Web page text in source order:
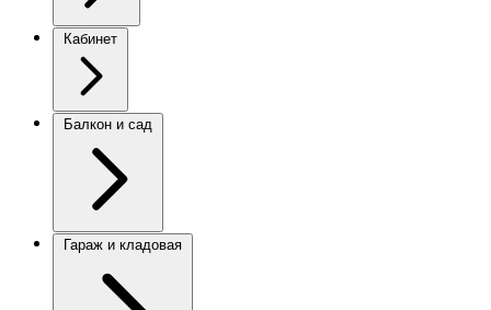
Кабинет
Балкон и сад
Гараж и кладовая